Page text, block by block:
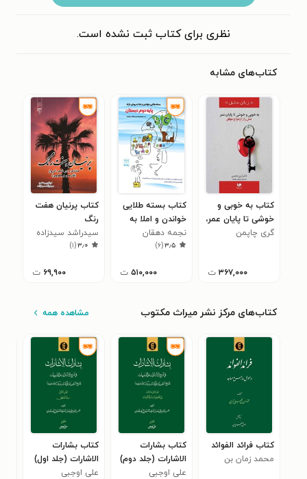
نظری برای کتاب ثبت نشده است.
کتاب‌های مشابه
کتاب به خوبی و
خوشی تا پایان عمر،
شش راز ازدواج
گری چاپمن
۳۶۷,۰۰۰ ت
کتاب بسته طلایی
خواندن و املا به
روش بازی، پایه دوم
دبستان
نجمه دهقان
۳٫۵(۶)
۵۱۰,۰۰۰ ت
کتاب پرنیان هفت
رنگ
سیدراشد سیدزاده
۳٫۰(۱)
۶۹,۹۰۰ ت
کتاب‌های مرکز نشر میراث مکتوب مشاهده همه
کتاب فرائد الفوائد
محمد زمان بن
کتاب بشارات
الاشارات (جلد دوم)
علی اوجبی
کتاب بشارات
الاشارات (جلد اول)
علی اوجبی